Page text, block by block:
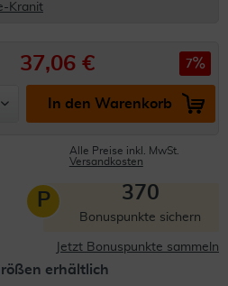
Kranit
37,06 € 7
In den Warenkorb
Alle Preise inkl. MwSt.
Versandkosten
P 370
Bonuspunkte sichern
Jetzt Bonuspunkte sammeln
erhältlich